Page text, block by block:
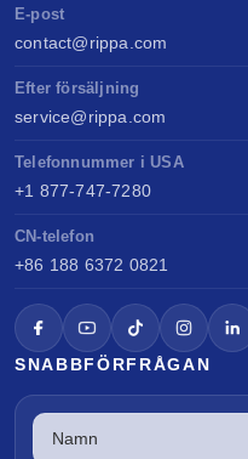
E-post
contact@rippa.com
Efter försäljning
service@rippa.com
Telefonnummer i USA
+1 877-747-7280
CN-telefon
+86 188 6372 0821
SNABBFÖRFRÅGAN